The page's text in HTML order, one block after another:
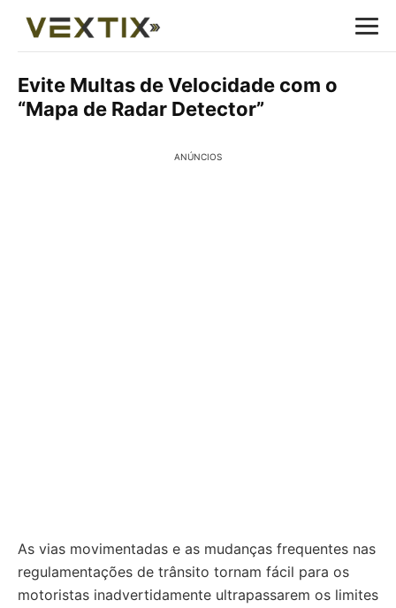
Evite Multas de Velocidade com o
“Mapa de Radar Detector”
ANÚNCIOS
As vias movimentadas e as mudanças frequentes nas
regulamentações de trânsito tornam fácil para os
motoristas inadvertidamente ultrapassarem os limites